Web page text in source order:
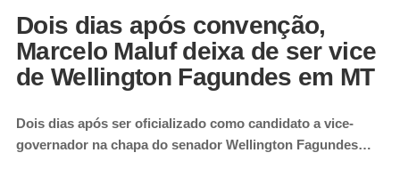
Dois dias após convenção,
Marcelo Maluf deixa de ser vice
de Wellington Fagundes em MT
Dois dias após ser oficializado como candidato a vice-
governador na chapa do senador Wellington Fagundes…